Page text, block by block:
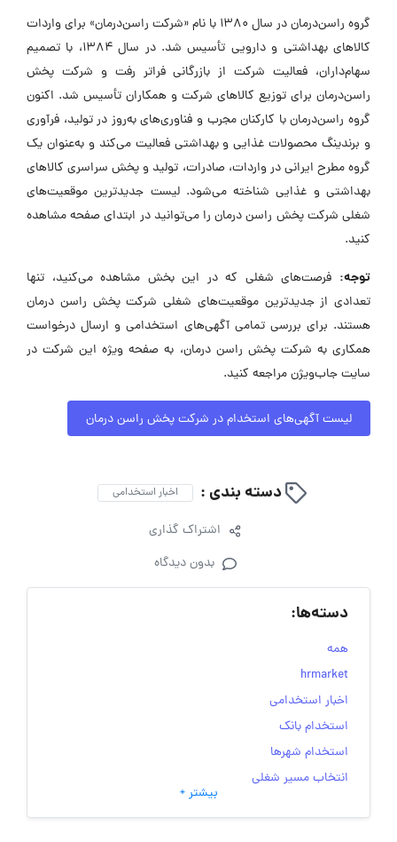
گروه راسن‌درمان در سال ۱۳۸۰ با نام «شرکت راسن‌درمان» برای واردات
کالاهای بهداشتی و دارویی تأسیس شد. در سال ۱۳۸۴، با تصمیم
سهام‌داران، فعالیت شرکت از بازرگانی فراتر رفت و شرکت پخش
راسن‌درمان برای توزیع کالاهای شرکت و همکاران تأسیس شد. اکنون
گروه راسن‌درمان با کارکنان مجرب و فناوری‌های به‌روز در تولید، فرآوری
و برندینگ محصولات غذایی و بهداشتی فعالیت می‌کند و به‌عنوان یک
گروه مطرح ایرانی در واردات، صادرات، تولید و پخش سراسری کالاهای
بهداشتی و غذایی شناخته می‌شود. لیست جدیدترین موقعیت‌های
شغلی شرکت پخش راسن درمان را می‌توانید در ابتدای صفحه مشاهده
کنید.
توجه: فرصت‌های شغلی که در این بخش مشاهده می‌کنید، تنها
تعدادی از جدیدترین موقعیت‌های شغلی شرکت پخش راسن درمان
هستند. برای بررسی تمامی آگهی‌های استخدامی و ارسال درخواست
همکاری به شرکت پخش راسن درمان، به صفحه ویژه این شرکت در
سایت جاب‌ویژن مراجعه کنید.
لیست آگهی‌های استخدام در شرکت پخش راسن درمان
دسته بندی : اخبار استخدامی
اشتراک گذاری
بدون دیدگاه
دسته‌ها:
همه
hrmarket
اخبار استخدامی
استخدام بانک
استخدام شهرها
انتخاب مسیر شغلی
به‌روزرسانی‌های سایت (کارجویی)
بیشتر +